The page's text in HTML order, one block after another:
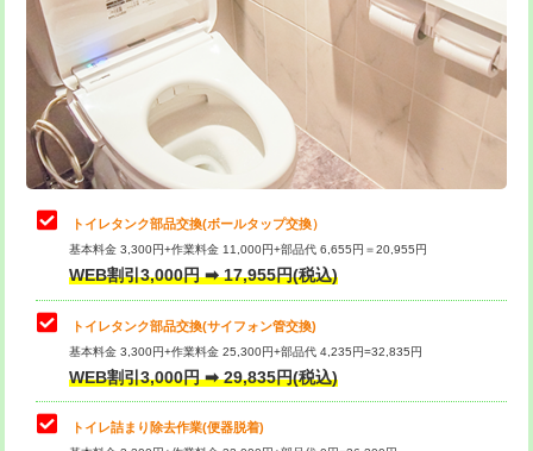
トイレタンク部品交換(ボールタップ交換）
基本料金 3,300円+作業料金 11,000円+部品代 6,655円＝20,955円
WEB割引3,000円 ➡ 17,955円(税込)
トイレタンク部品交換(サイフォン管交換)
基本料金 3,300円+作業料金 25,300円+部品代 4,235円=32,835円
WEB割引3,000円 ➡ 29,835円(税込)
トイレ詰まり除去作業(便器脱着)